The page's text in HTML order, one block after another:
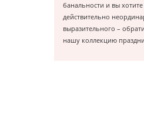
банальности и вы хотите
действительно
выразительного –
нашу коллекцию